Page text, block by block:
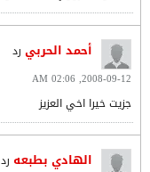
أحمد الحربي رد
2008-09-12, 02:06 AM
جزيت خيرا اخي العزيز
الهادي بطبعه رد